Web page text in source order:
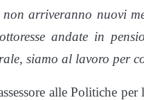
arriveranno nuovi
andate in
siamo al lavoro per
alle Politiche